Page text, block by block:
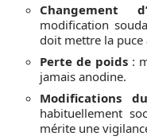
Changement
modification
doit mettre la puce
Perte de poids :
jamais anodine.
Modifications
habituellement
mérite une